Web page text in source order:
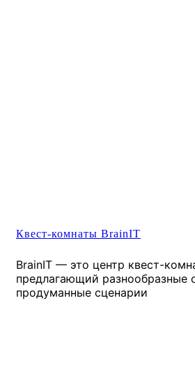
Квест-комнаты BrainIT
BrainIT — это центр квест-
предлагающий разнообразные
продуманные сценарии